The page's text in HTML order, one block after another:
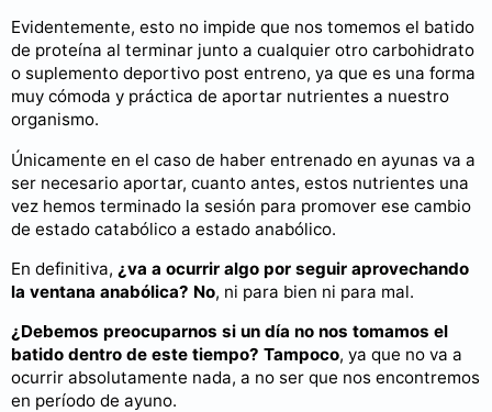
Evidentemente, esto no impide que nos tomemos el batido
de proteína al terminar junto a cualquier otro carbohidrato
o suplemento deportivo post entreno, ya que es una forma
muy cómoda y práctica de aportar nutrientes a nuestro
organismo.
Únicamente en el caso de haber entrenado en ayunas va a
ser necesario aportar, cuanto antes, estos nutrientes una
vez hemos terminado la sesión para promover ese cambio
de estado catabólico a estado anabólico.
En definitiva, ¿va a ocurrir algo por seguir aprovechando
la ventana anabólica? No, ni para bien ni para mal.
¿Debemos preocuparnos si un día no nos tomamos el
batido dentro de este tiempo? Tampoco, ya que no va a
ocurrir absolutamente nada, a no ser que nos encontremos
en período de ayuno.